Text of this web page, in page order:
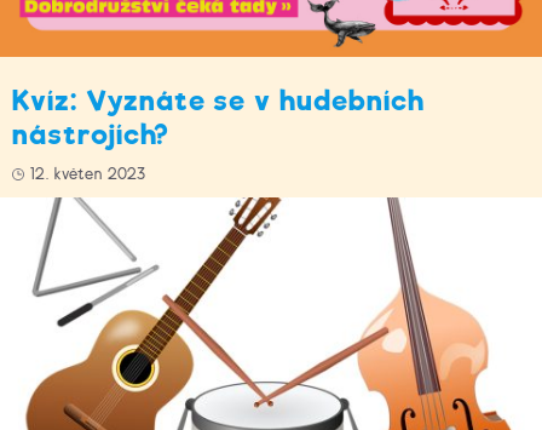
Kvíz: Vyznáte se v hudebních
nástrojích?
12. květen 2023